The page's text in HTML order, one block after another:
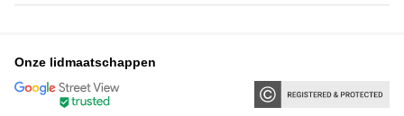
Onze lidmaatschappen